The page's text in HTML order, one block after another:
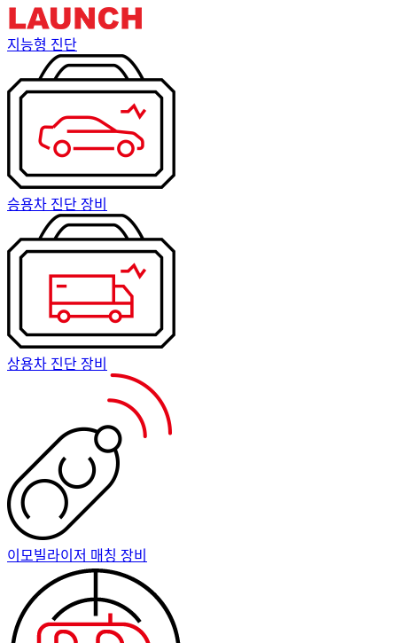
지능형 진단
승용차 진단 장비
상용차 진단 장비
이모빌라이저 매칭 장비